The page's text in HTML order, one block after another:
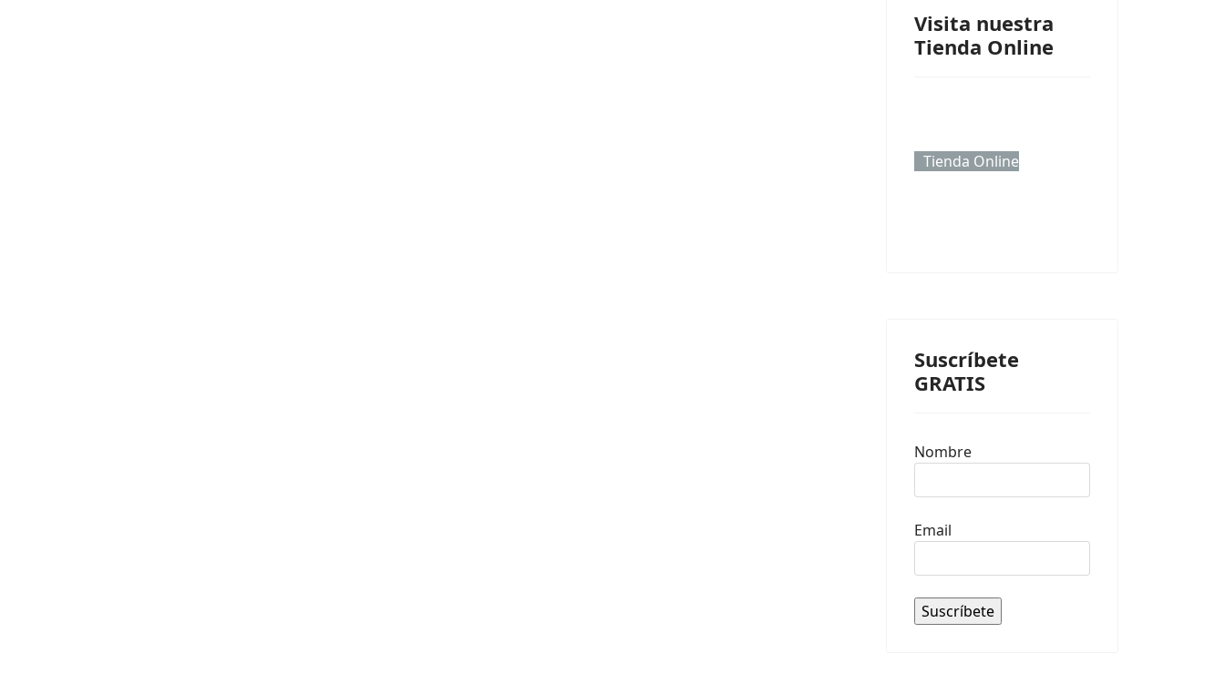
Visita nuestra
Tienda Online
Tienda Online
Suscríbete
GRATIS
Nombre
Email